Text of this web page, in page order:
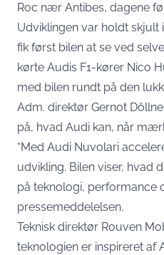
Roc nær Antibes, dagene
Udviklingen var holdt skjult
fik først bilen at se ved
kørte Audis F1-kører Nico
med bilen rundt på den
Adm. direktør Gernot
på, hvad Audi kan, når
“Med Audi Nuvolari
udvikling. Bilen viser, hvad
på teknologi, performance
pressemeddelelsen.
Teknisk direktør Rouven
teknologien er inspireret af